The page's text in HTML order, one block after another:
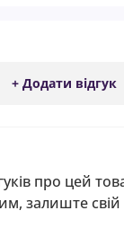
+ Додати відгук
про цей
залиште свій